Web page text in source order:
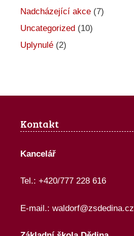
Nadcházející akce (7)
Uncategorized (10)
Uplynulé (2)
Kontakt
Kancelář
Tel.: +420/777 228 616
E-mail.: waldorf@zsdedina.cz